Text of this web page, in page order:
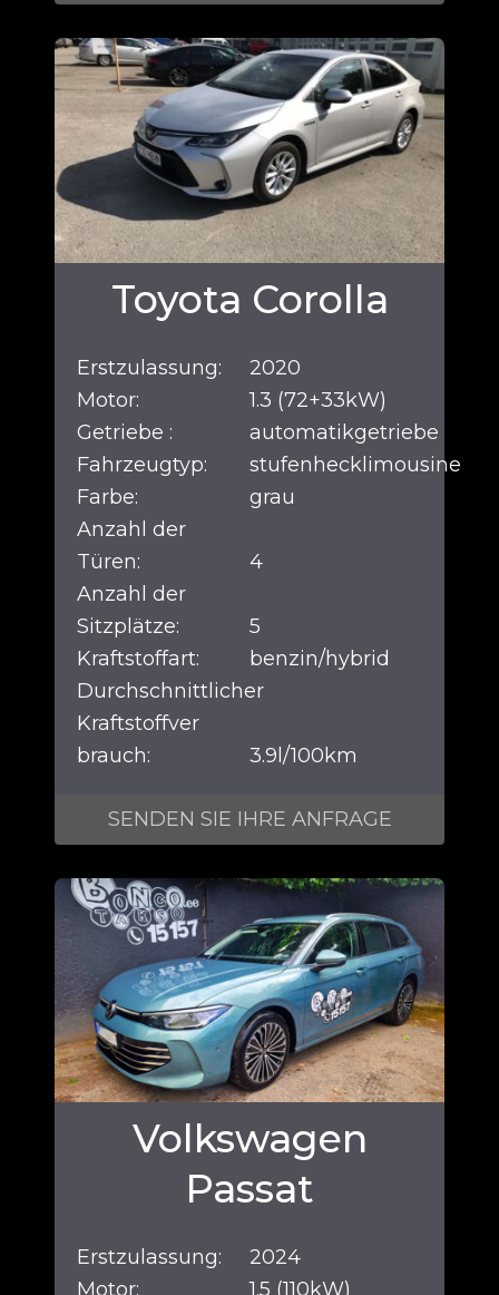
Toyota Corolla
Erstzulassung:
2020
Motor:
1.3 (72+33kW)
Getriebe :
automatikgetriebe
Fahrzeugtyp:
stufenhecklimousine
Farbe:
grau
Anzahl der
Türen:
4
Anzahl der
Sitzplätze:
5
Kraftstoffart:
benzin/hybrid
Durchschnittlicher
Kraftstoffver
brauch:
3.9l/100km
SENDEN SIE IHRE ANFRAGE
Volkswagen
Passat
Erstzulassung:
2024
Motor:
1.5 (110kW)